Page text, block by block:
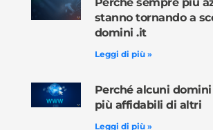
stanno tornando a
domini .it
Leggi di più »
Perché alcuni
più affidabili di altri
Leggi di più »